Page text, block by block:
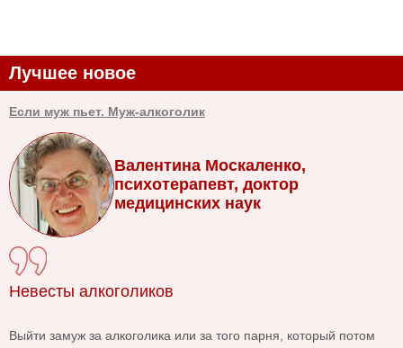
Лучшее новое
Если муж пьет. Муж-алкоголик
Валентина Москаленко,
психотерапевт, доктор
медицинских наук
Невесты алкоголиков
Выйти замуж за алкоголика или за того парня, который потом